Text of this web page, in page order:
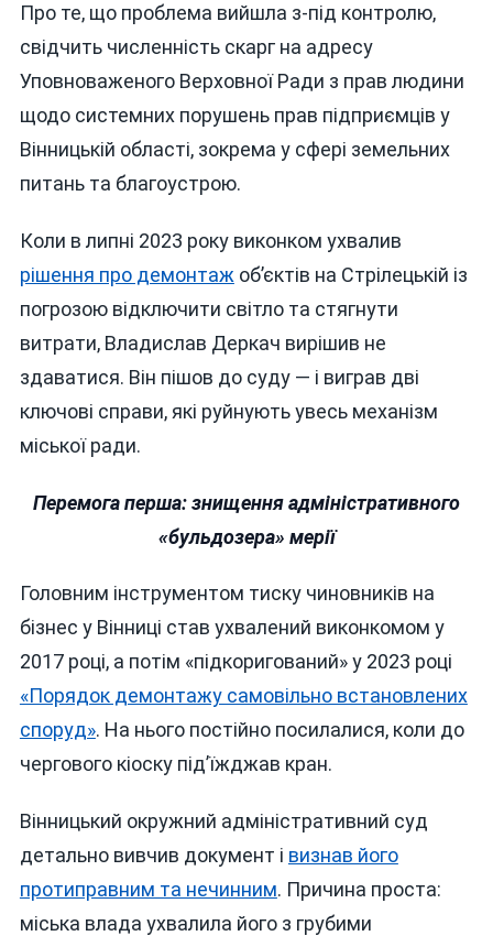
Про те, що проблема вийшла з-під контролю,
свідчить численність скарг на адресу
Уповноваженого Верховної Ради з прав людини
щодо системних порушень прав підприємців у
Вінницькій області, зокрема у сфері земельних
питань та благоустрою.
Коли в липні 2023 року виконком ухвалив
рішення про демонтаж об’єктів на Стрілецькій із
погрозою відключити світло та стягнути
витрати, Владислав Деркач вирішив не
здаватися. Він пішов до суду — і виграв дві
ключові справи, які руйнують увесь механізм
міської ради.
Перемога перша: знищення адміністративного
«бульдозера» мерії
Головним інструментом тиску чиновників на
бізнес у Вінниці став ухвалений виконкомом у
2017 році, а потім «підкоригований» у 2023 році
«Порядок демонтажу самовільно встановлених
споруд». На нього постійно посилалися, коли до
чергового кіоску під’їжджав кран.
Вінницький окружний адміністративний суд
детально вивчив документ і визнав його
протиправним та нечинним. Причина проста:
міська влада ухвалила його з грубими